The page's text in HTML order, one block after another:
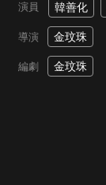
演員 韓善化
導演 金玟珠
編劇 金玟珠